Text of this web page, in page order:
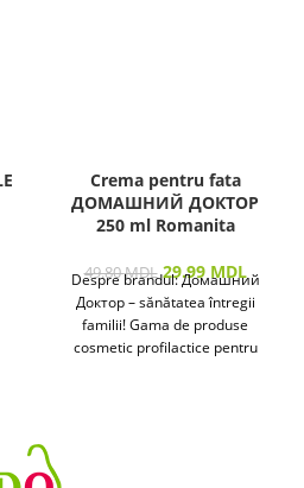
Crema pentru fata
ДОМАШНИЙ ДОКТОР
250 ml Romanita
49.80MDL 29.99 MDL
Despre brandul: Домашний
Доктор – sănătatea întregii
familii! Gama de produse
cosmetic profilactice pentru